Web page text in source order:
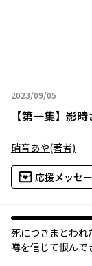
2023/09/05
2023年09月05日
【第一集】 影時
硝音あや(著者)
応援メッセ
死につきまとわれ
噂を信じて恨んで